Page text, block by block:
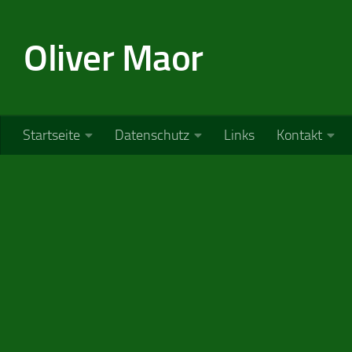
Oliver Maor
Startseite Datenschutz Links Kontakt